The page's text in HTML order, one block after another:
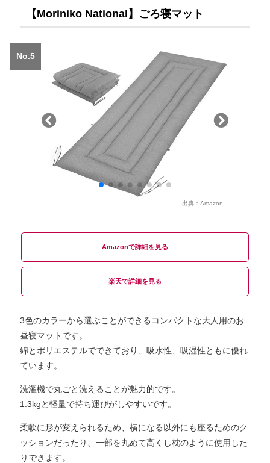
【Moriniko National】ごろ寝マット
No.5
出典： Amazon
Amazon
楽天
3色のカラーから選ぶことができるコンパクトな大人用のお
昼寝マットです。
綿とポリエステルでできており、吸水性、吸湿性ともに優れ
ています。
洗濯機で丸ごと洗えることが魅力的です。
1.3kgと軽量で持ち運びがしやすいです。
柔軟に形が変えられるため、横になる以外にも座るためのク
ッションだったり、一部を丸めて高くし枕のように使用した
りできます。